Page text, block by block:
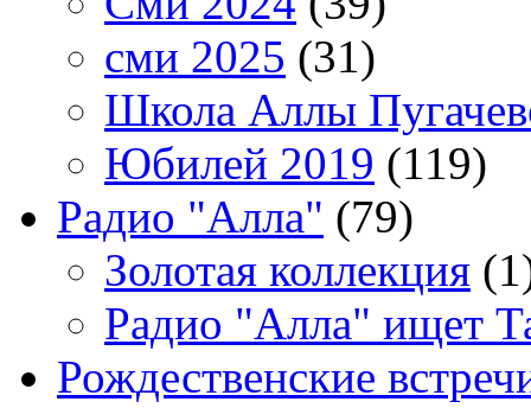
сми 2025 (31)
Школа Аллы
Юбилей 2019 (119)
Радио "Алла" (79)
Золотая коллекция
Радио "Алла" ищет
Рождественские